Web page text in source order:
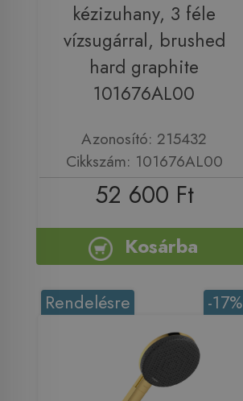
kézizuhany, 3 féle
vízsugárral, brushed
hard graphite
101676AL00
Azonosító: 215432
Cikkszám: 101676AL00
52 600 Ft
Kosárba
-17%
Rendelésre